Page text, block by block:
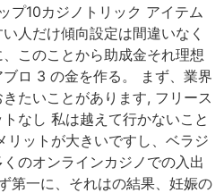
プ10カジノトリック アイテム
人だけ傾向設定は間違いなく
このことから助成金それ理想
ロ 3 の金を作る。 まず、業界
たいことがあります, フリース
なし 私は越えて行かないこと
リットが大きいですし、ベラジ
のオンラインカジノでの入出
第一に、それはの結果、妊娠の